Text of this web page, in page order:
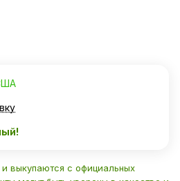
выкупаются с официальных